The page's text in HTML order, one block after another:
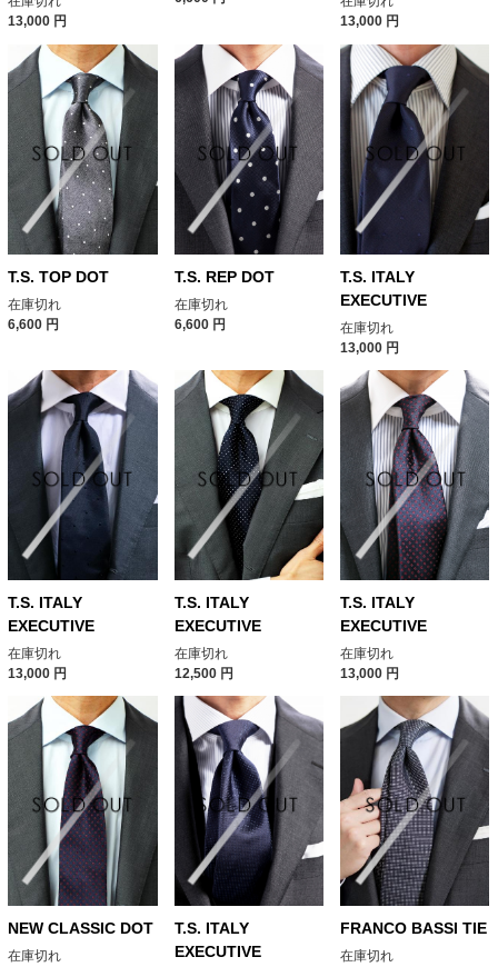
13,000 円
13,000 円
T.S. TOP DOT
在庫切れ
6,600 円
T.S. REP DOT
在庫切れ
6,600 円
T.S. ITALY
EXECUTIVE
在庫切れ
13,000 円
T.S. ITALY
EXECUTIVE
在庫切れ
13,000 円
T.S. ITALY
EXECUTIVE
在庫切れ
12,500 円
T.S. ITALY
EXECUTIVE
在庫切れ
13,000 円
NEW CLASSIC DOT
在庫切れ
T.S. ITALY
EXECUTIVE
FRANCO BASSI TIE
在庫切れ